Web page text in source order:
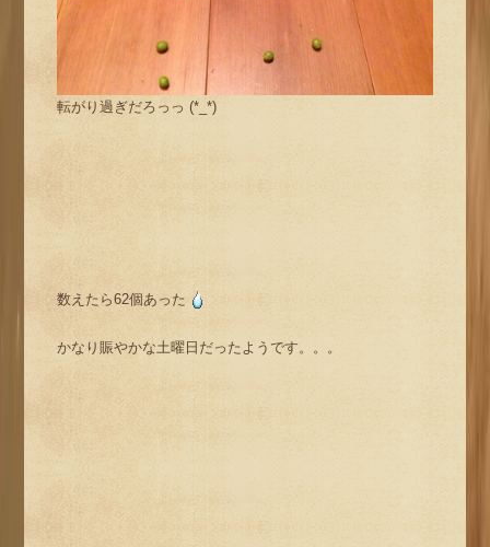
転がり過ぎだろっっ (*_*)
数えたら62個あった
かなり賑やかな土曜日だったようです。。。